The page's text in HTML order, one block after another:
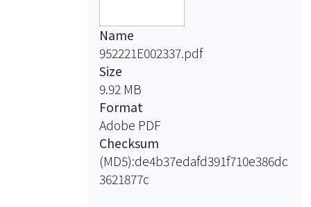
Name
952221E002337.pdf
Size
9.92 MB
Format
Adobe PDF
Checksum
(MD5):de4b37edafd391f710e386dc
3621877c